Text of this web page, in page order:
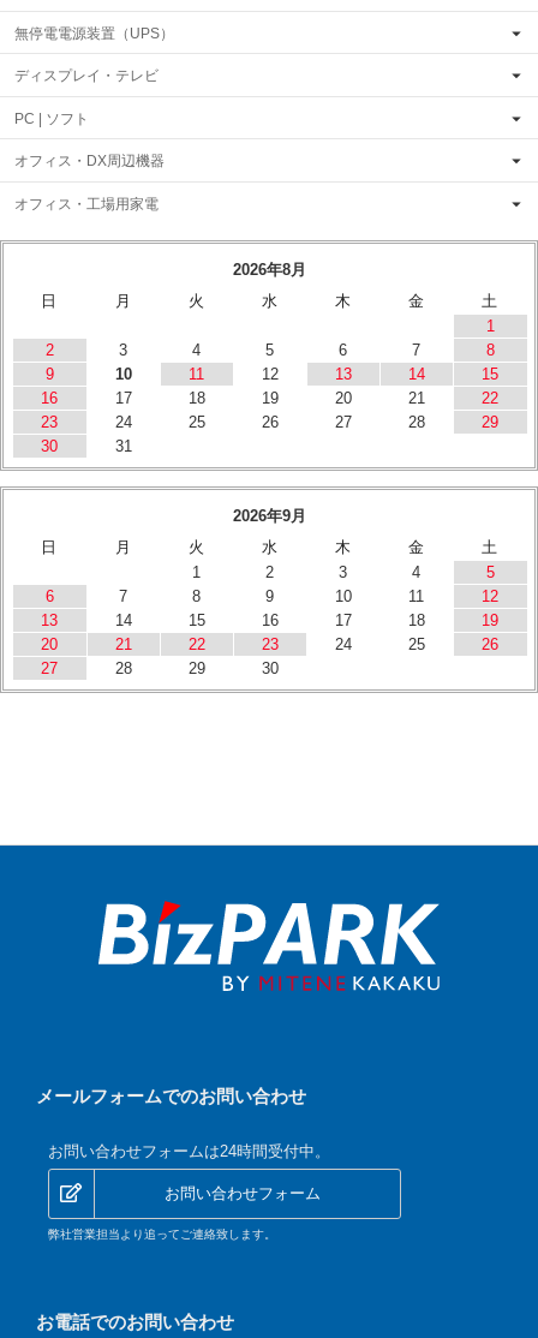
無停電電源装置（UPS）
ディスプレイ・テレビ
PC | ソフト
オフィス・DX周辺機器
オフィス・工場用家電
2026年8月
日
月 火 水 木 金
土
1
2
3 4 5 6 7
8
9
10 11 12 13 14
15
16
17 18 19 20 21
22
23
24 25 26 27 28
29
30
31
2026年9月
日
月 火 水 木 金
土
1
2 3 4
5
6
7 8 9 10 11
12
13
14 15 16 17 18
19
20
21 22 23 24 25
26
27
28 29 30
メールフォームでのお問い合わせ
お問い合わせフォームは24時間受付中。
お問い合わせフォーム
弊社営業担当より追ってご連絡致します。
お電話でのお問い合わせ